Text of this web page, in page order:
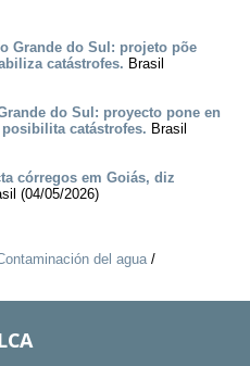
Grande do Sul: projeto põe
catástrofes. Brasil
do Sul: proyecto pone en
catástrofes. Brasil
córregos em Goiás, diz
(04/05/2026)
del agua/